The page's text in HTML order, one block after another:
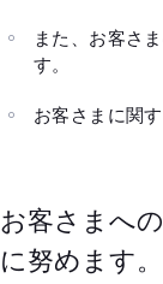
また、お客さ
す。
お客さまに関
お客さまへ
に努めます。